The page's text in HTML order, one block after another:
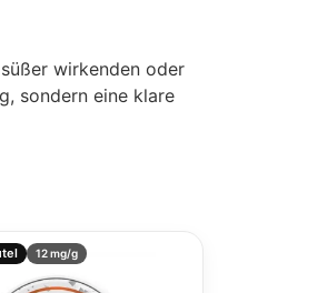
wirkenden oder
sondern eine klare
12 mg/g